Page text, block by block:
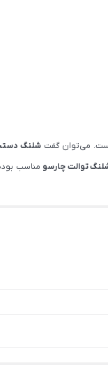
می‌توان گفتشلنگ
توالت چارسو مناسب